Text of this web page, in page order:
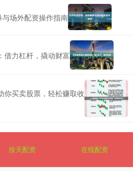
场外配资操作指南
借力杠杆，撬动财富
你买卖股票，轻松赚取收
按天配资 在线配资